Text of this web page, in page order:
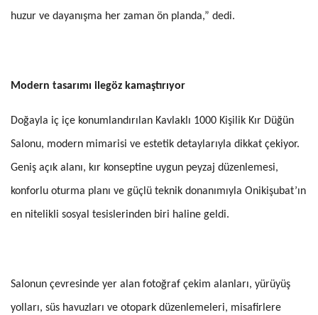
huzur ve dayanışma her zaman ön planda,” dedi.
Modern tasarımı ilegöz kamaştırıyor
Doğayla iç içe konumlandırılan Kavlaklı 1000 Kişilik Kır Düğün
Salonu, modern mimarisi ve estetik detaylarıyla dikkat çekiyor.
Geniş açık alanı, kır konseptine uygun peyzaj düzenlemesi,
konforlu oturma planı ve güçlü teknik donanımıyla Onikişubat’ın
en nitelikli sosyal tesislerinden biri haline geldi.
Salonun çevresinde yer alan fotoğraf çekim alanları, yürüyüş
yolları, süs havuzları ve otopark düzenlemeleri, misafirlere